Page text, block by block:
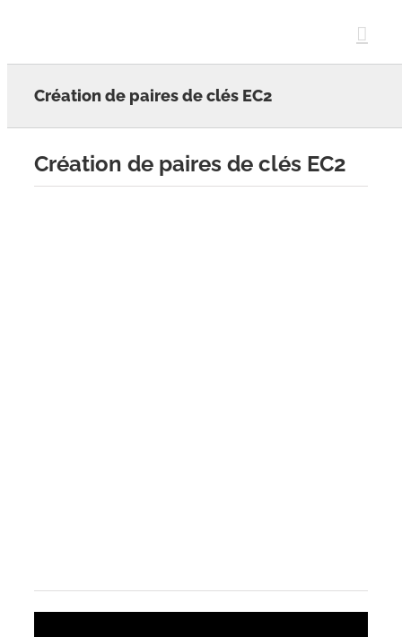
Création de paires de clés EC2
Création de paires de clés EC2